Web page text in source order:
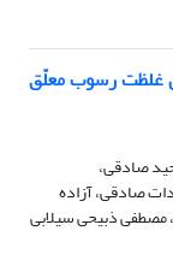
غلظت رسوب معلّق
صادقی،
صادقی، آزاده
مصطفی ذبیحی سیلابی